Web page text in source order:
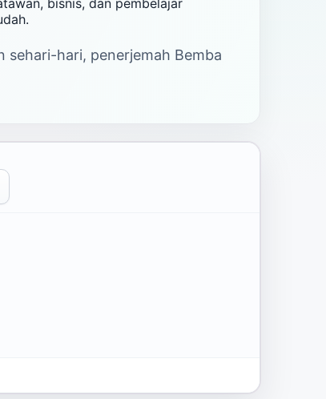
bisnis, dan pembelajar
sehari-hari, penerjemah Bemba